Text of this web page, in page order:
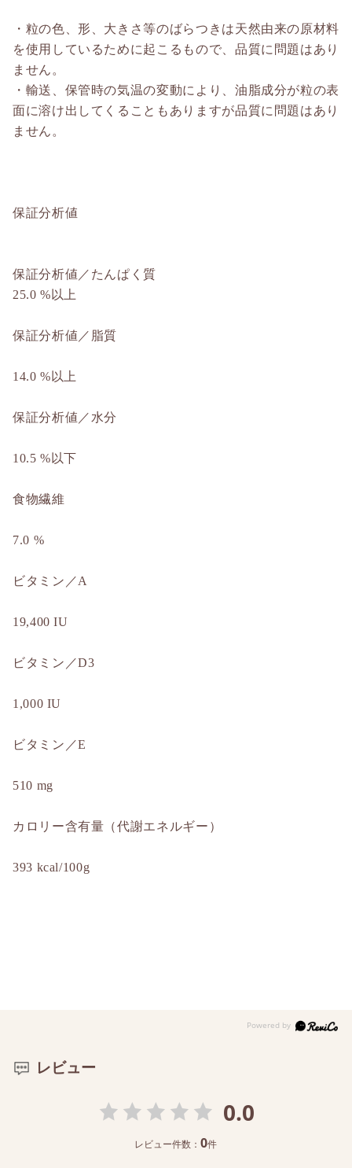
・粒の色、形、大きさ等のばらつきは天然由来の原材料
を使用しているために起こるもので、品質に問題はあり
ません。
・輸送、保管時の気温の変動により、油脂成分が粒の表
面に溶け出してくることもありますが品質に問題はあり
ません。
保証分析値
保証分析値／たんぱく質
25.0 %以上
保証分析値／脂質
14.0 %以上
保証分析値／水分
10.5 %以下
食物繊維
7.0 %
ビタミン／A
19,400 IU
ビタミン／D3
1,000 IU
ビタミン／E
510 mg
カロリー含有量（代謝エネルギー）
393 kcal/100g
レビュー
0.0
レビュー件数：0件